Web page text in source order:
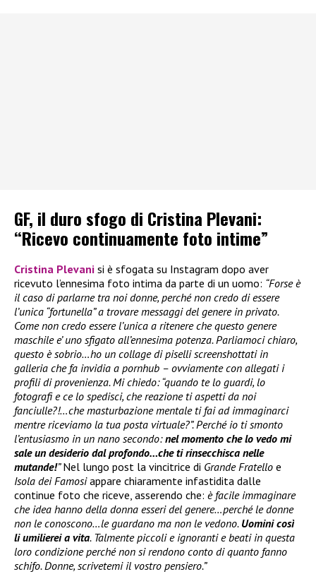
GF, il duro sfogo di Cristina Plevani:
“Ricevo continuamente foto intime”
Cristina Plevani si è sfogata su Instagram dopo aver
ricevuto l’ennesima foto intima da parte di un uomo: “Forse è
il caso di parlarne tra noi donne, perché non credo di essere
l’unica “fortunella” a trovare messaggi del genere in privato.
Come non credo essere l’unica a ritenere che questo genere
maschile e’ uno sfigato all’ennesima potenza. Parliamoci chiaro,
questo è sobrio…ho un collage di piselli screenshottati in
galleria che fa invidia a pornhub – ovviamente con allegati i
profili di provenienza. Mi chiedo: “quando te lo guardi, lo
fotografi e ce lo spedisci, che reazione ti aspetti da noi
fanciulle?!…che masturbazione mentale ti fai ad immaginarci
mentre riceviamo la tua posta virtuale?”. Perché io ti smonto
l’entusiasmo in un nano secondo:nel momento che lo vedo mi
sale un desiderio dal profondo…che ti rinsecchisca nelle
mutande!”Nel lungo post la vincitrice di Grande Fratello e
Isola dei Famosiappare chiaramente infastidita dalle
continue foto che riceve, asserendo che: è facile immaginare
che idea hanno della donna esseri del genere…perché le donne
non le conoscono…le guardano ma non le vedono. Uomini così
li umilierei a vita. Talmente piccoli e ignoranti e beati in questa
loro condizione perché non si rendono conto di quanto fanno
schifo. Donne, scrivetemi il vostro pensiero.”